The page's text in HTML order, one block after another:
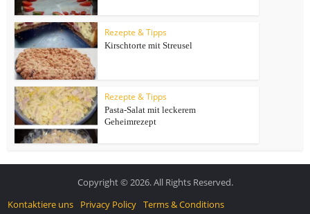
Rezepte & Tipps
Kirschtorte mit Streusel
Rezepte & Tipps
Pasta-Salat mit leckerem
Geheimrezept
Copyright © 2026. All Rights Reserved.
Kontaktiere uns
Privacy Policy Terms & Conditions